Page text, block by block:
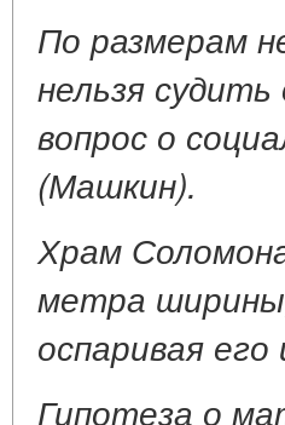
По размерам
нельзя
вопрос о
(Машкин).
Храм
метра
оспаривая
Гипотеза о